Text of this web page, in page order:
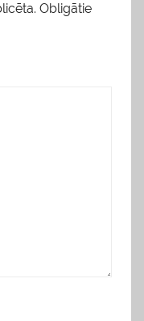
Obligātie